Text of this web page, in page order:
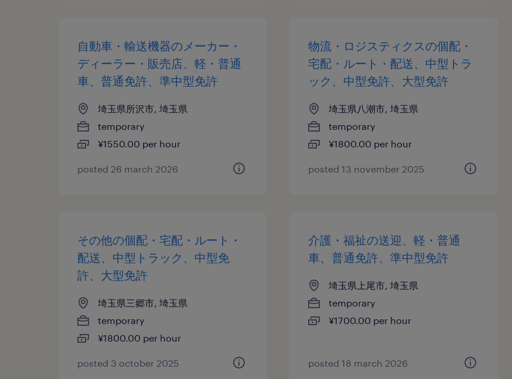
自動車・輸送機器のメーカー・
ディーラー・販売店、軽・普通
車、普通免許、準中型免許
埼玉県所沢市, 埼玉県
temporary
¥1550.00 per hour
posted 26 march 2026
物流・ロジスティクスの個配・
宅配・ルート・配送、中型トラ
ック、中型免許、大型免許
埼玉県八潮市, 埼玉県
temporary
¥1800.00 per hour
posted 13 november 2025
その他の個配・宅配・ルート・
配送、中型トラック、中型免
許、大型免許
埼玉県三郷市, 埼玉県
temporary
¥1800.00 per hour
posted 3 october 2025
介護・福祉の送迎、軽・普通
車、普通免許、準中型免許
埼玉県上尾市, 埼玉県
temporary
¥1700.00 per hour
posted 18 march 2026